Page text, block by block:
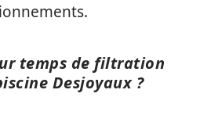
temps de filtration
Desjoyaux ?